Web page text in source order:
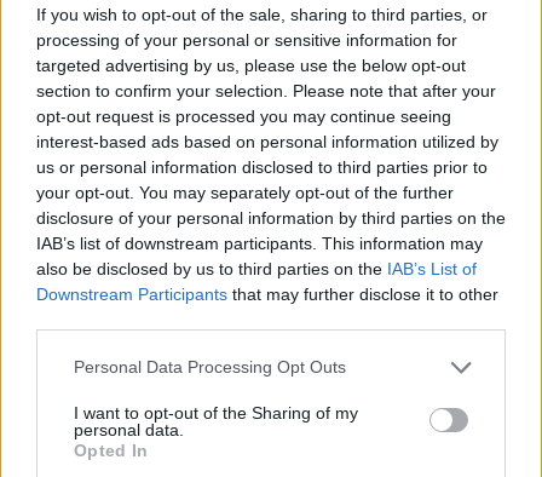
If you wish to opt-out of the sale, sharing to third parties, or
processing of your personal or sensitive information for
targeted advertising by us, please use the below opt-out
section to confirm your selection. Please note that after your
opt-out request is processed you may continue seeing
interest-based ads based on personal information utilized by
us or personal information disclosed to third parties prior to
your opt-out. You may separately opt-out of the further
disclosure of your personal information by third parties on the
IAB’s list of downstream participants. This information may
also be disclosed by us to third parties on the IAB’s List of
Downstream Participants that may further disclose it to other
Please note that this website/app uses one or more Google
not limited to your visit or usage behaviour. You may click to
grant or deny consent to Google and its third-party tags to
use your data for below specified purposes in below Google
Personal Data Processing Opt Outs
I want to opt-out of the Sharing of my
personal data.
Opted In
Újra orosz gázt vennének
a drágaság miatt
elégedetlen olaszok
ELEMZÉSEK 2026. MÁJ. 27. NÖVEKEDÉS.HU
Olaszországban komoly társadalmi